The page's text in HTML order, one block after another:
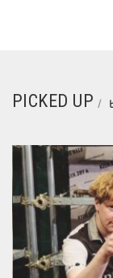
PICKED UP